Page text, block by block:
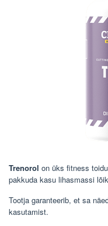
Trenorol on üks fitness
pakkuda kasu lihasmassi
Tootja garanteerib, et sa
kasutamist.